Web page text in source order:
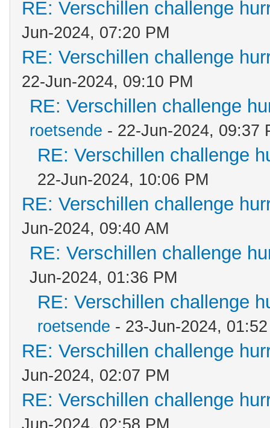
RE: Verschillen challenge
Jun-2024, 07:20 PM
RE: Verschillen challenge
22-Jun-2024, 09:10 PM
RE: Verschillen challenge
roetsende - 22-Jun-2024, 09:37
RE: Verschillen challenge
22-Jun-2024, 10:06 PM
RE: Verschillen challenge
Jun-2024, 09:40 AM
RE: Verschillen challenge
Jun-2024, 01:36 PM
RE: Verschillen challenge
roetsende - 23-Jun-2024,
RE: Verschillen challenge
Jun-2024, 02:07 PM
RE: Verschillen challenge
Jun-2024, 02:58 PM